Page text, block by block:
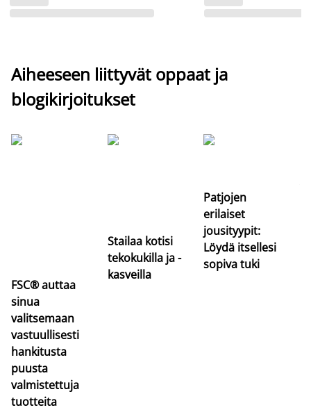
Aiheeseen liittyvät oppaat ja
blogikirjoitukset
FSC® auttaa
sinua
valitsemaan
vastuullisesti
hankitusta
puusta
valmistettuja
tuotteita
Stailaa kotisi
tekokukilla ja -
kasveilla
Patjojen
erilaiset
jousityypit:
Löydä itsellesi
sopiva tuki